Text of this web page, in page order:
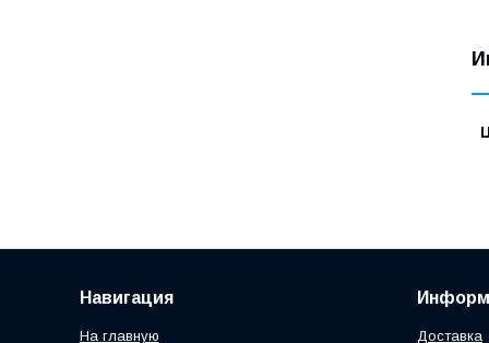
Навигация
На главную
Доставка